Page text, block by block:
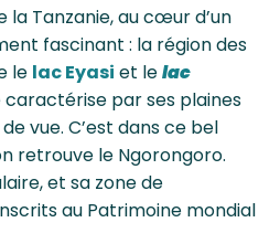
la Tanzanie, au cœur d’un
fascinant : la région des
le lac Eyasi et lelac
par ses plaines
vue. C’est dans ce bel
retrouve le Ngorongoro.
et sa zone de
au Patrimoine mondial